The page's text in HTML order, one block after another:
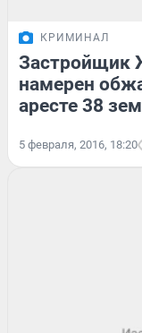
КРИМИНАЛ
Застройщик
намерен
аресте 38
5 февраля, 2016, 18:20